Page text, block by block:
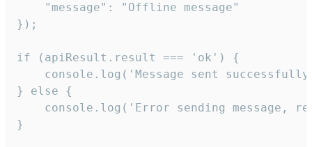
    "message": "Offline message"
});
if (apiResult.result === 'ok') {
console.log('Message sent
} else {
console.log('Error sending message,
}